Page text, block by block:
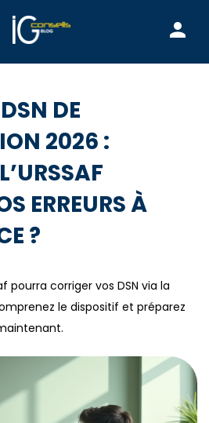
DSN DE
2026 :
ERREURS À
?
pourra corriger vos DSN via la
le dispositif et préparez